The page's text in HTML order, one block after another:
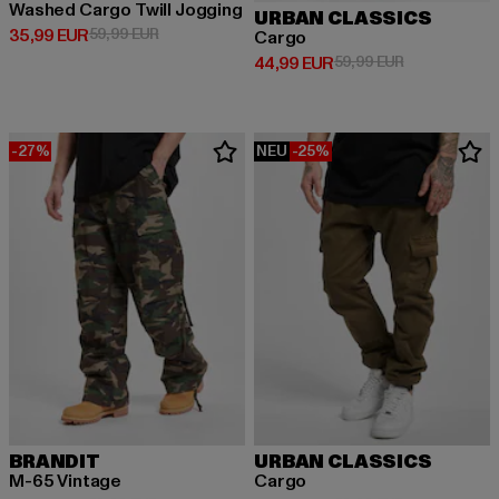
Washed Cargo Twill Jogging
35,99 EUR
Derzeitiger Preis: 35,99 EUR
59,99 EURAktionspreis: 59,99 EUR
URBAN CLASSICS
Cargo
44,99 EUR
Derzeitiger Preis: 44,99 EUR
59,99 EURAktionspreis:
-27%
BRANDIT
M-65 Vintage
NEU -25%
URBAN CLASSICS
Cargo